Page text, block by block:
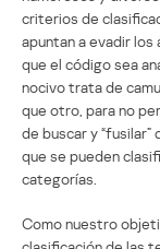
criterios de
apuntan a evadir
que el código sea
nocivo trata de
que otro, para no
de buscar y
que se pueden
categorías.
Como nuestro